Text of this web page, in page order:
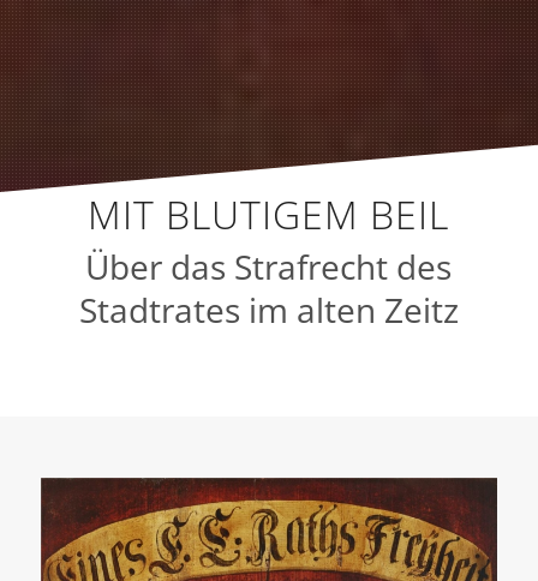
MIT BLUTIGEM BEIL
Über das Strafrecht des
Stadtrates im alten Zeitz